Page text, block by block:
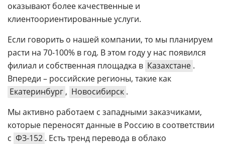
оказывают более качественные и
клиентоориентированные услуги.
Если говорить о нашей компании, то мы планируем
расти на 70-100% в год. В этом году у нас появился
филиал и собственная площадка в Казахстане .
Впереди – российские регионы, такие как
Екатеринбург , Новосибирск .
Мы активно работаем с западными заказчиками,
которые переносят данные в Россию в соответствии
с ФЗ-152 . Есть тренд перевода в облако